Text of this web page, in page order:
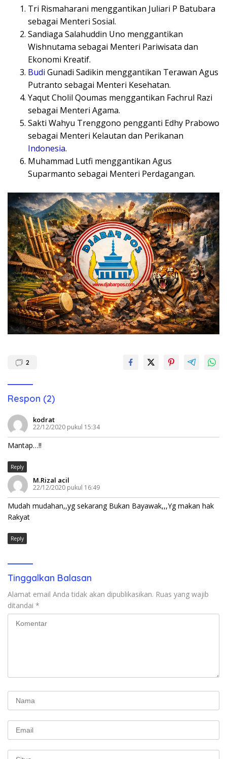
Tri Rismaharani menggantikan Juliari P Batubara
sebagai Menteri Sosial.
Sandiaga Salahuddin Uno menggantikan
Wishnutama sebagai Menteri Pariwisata dan
Ekonomi Kreatif.
Budi Gunadi Sadikin menggantikan Terawan Agus
Putranto sebagai Menteri Kesehatan.
Yaqut Cholil Qoumas menggantikan Fachrul Razi
sebagai Menteri Agama.
Sakti Wahyu Trenggono pengganti Edhy Prabowo
sebagai Menteri Kelautan dan Perikanan
Indonesia.
Muhammad Lutfi menggantikan Agus
Suparmanto sebagai Menteri Perdagangan.
2
Respon (2)
kodrat
22/12/2020 pukul 15:34
Mantap…!!
Reply
M.Rizal acil
22/12/2020 pukul 16:49
Mudah mudahan,,yg sekarang Bukan Bayawak,,,Yg makan hak
Rakyat
Reply
Tinggalkan Balasan
Alamat email Anda tidak akan dipublikasikan. Ruas yang wajib
ditandai *